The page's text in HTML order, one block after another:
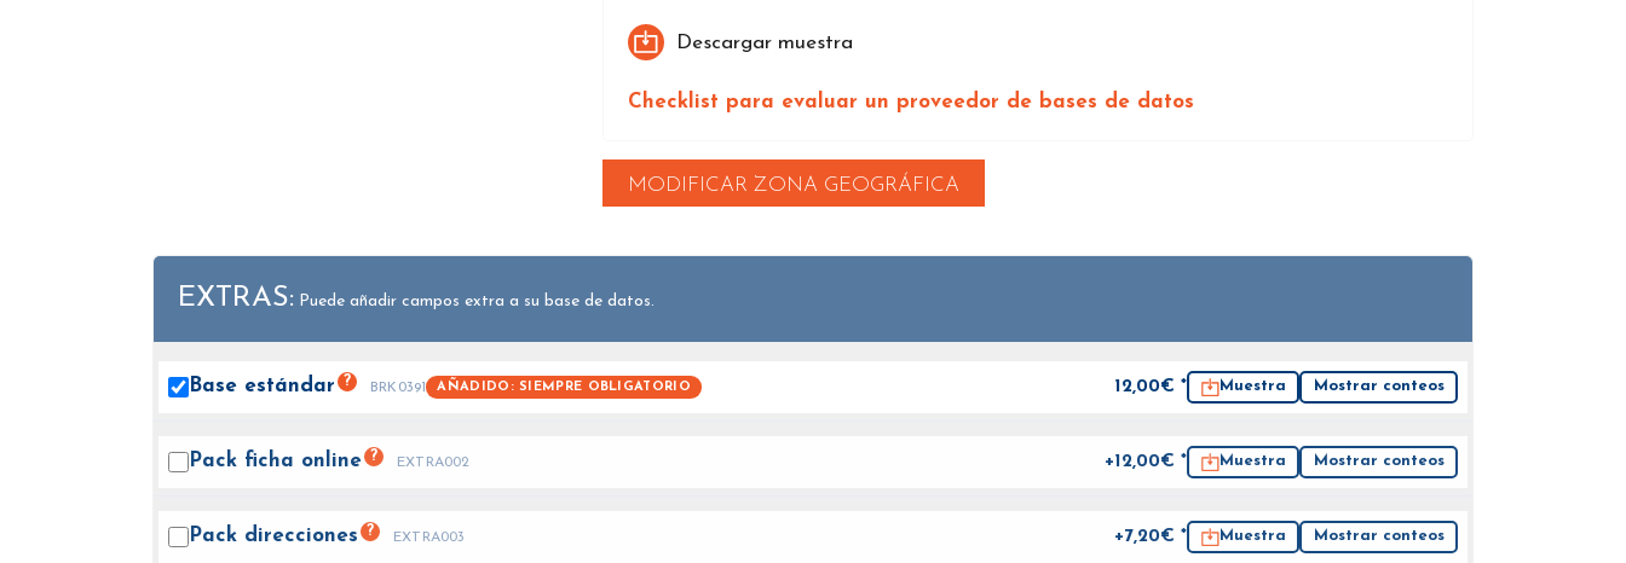
Descargar muestra
Checklist para evaluar un proveedor de bases de datos
MODIFICAR ZONA GEOGRÁFICA
EXTRAS: Puede añadir campos extra a su base de datos.
Base estándar ? BRK0391 AÑADIDO: SIEMPRE OBLIGATORIO 12,00€ * Muestra Mostrar conteos
Pack ficha online ? EXTRA002 +12,00€ * Muestra Mostrar conteos
Pack direcciones ? EXTRA003 +7,20€ * Muestra Mostrar conteos